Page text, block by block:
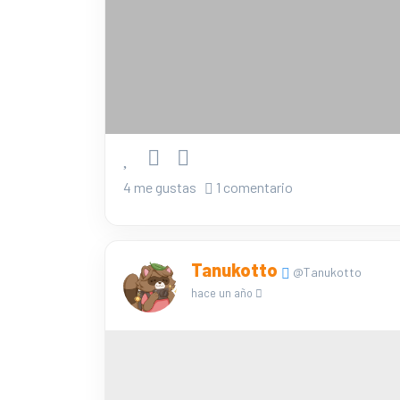
4 me gustas 1 comentario
Tanukotto @Tanukotto
hace un año